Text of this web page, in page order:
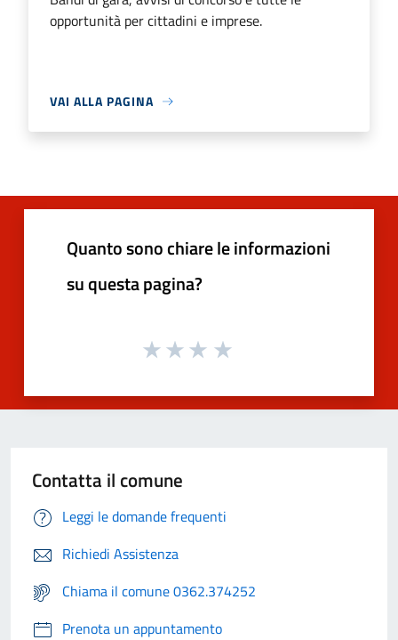
opportunità per cittadini e imprese.
VAI ALLA PAGINA
Quanto sono chiare le informazioni
su questa pagina?
Contatta il comune
Leggi le domande frequenti
Richiedi Assistenza
Chiama il comune 0362.374252
Prenota un appuntamento